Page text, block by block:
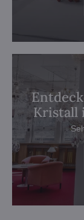
Kristall